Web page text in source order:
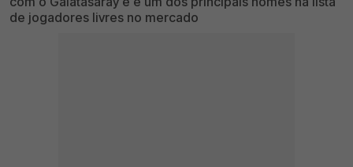
de jogadores livres no mercado